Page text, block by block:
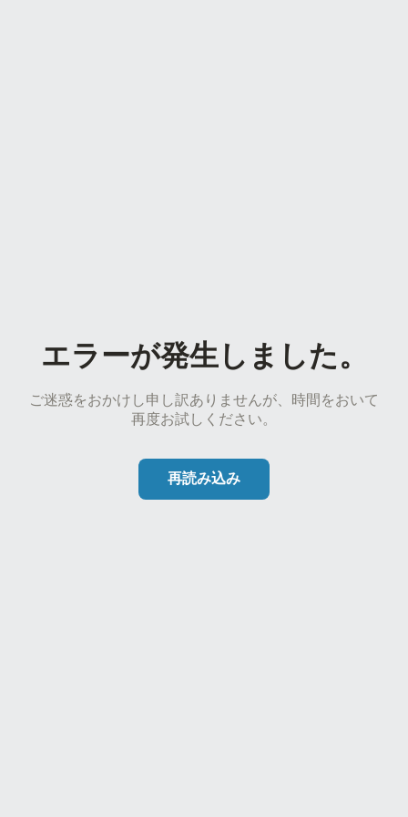
エラーが発生しました。
ご迷惑をおかけし申し訳ありませんが、時間をおいて
再度お試しください。
再読み込み